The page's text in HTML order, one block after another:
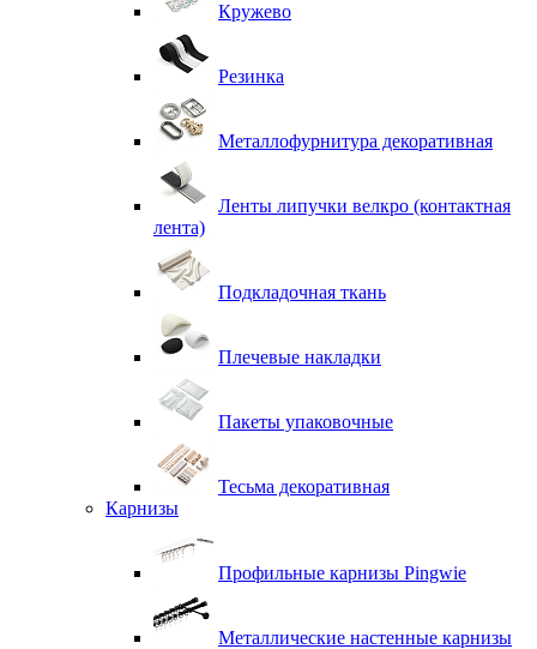
Кружево
Резинка
Металлофурнитура декоративная
Ленты липучки велкро (контактная
лента)
Подкладочная ткань
Плечевые накладки
Пакеты упаковочные
Тесьма декоративная
Карнизы
Профильные карнизы Pingwie
Металлические настенные карнизы